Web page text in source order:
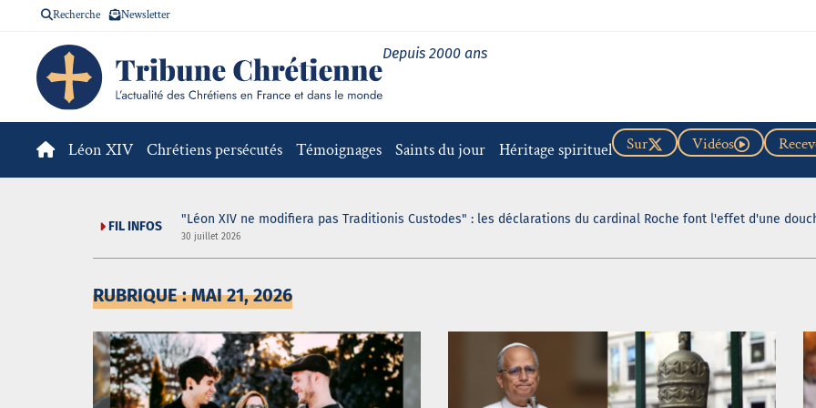
Recherche Newsletter
Depuis 2000 ans
Léon XIV Chrétiens persécutés Témoignages Saints du jour Héritage spirituel Vidéos
Sur
FIL INFOS "Léon XIV ne modifiera pas Traditionis Custodes" : les déclarations du cardinal Roche font l'effet d'une
30 juillet 2026
RUBRIQUE : MAI 21, 2026